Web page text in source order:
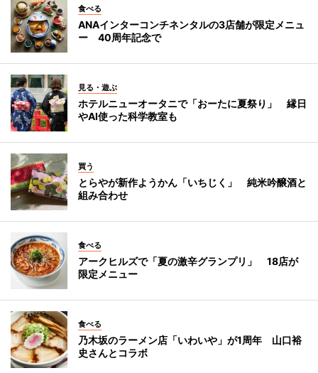
食べる
ANAインターコンチネンタルの3店舗が限定メニュ
ー 40周年記念で
見る・遊ぶ
ホテルニューオータニで「おーたに夏祭り」 縁日
やAI使った科学教室も
買う
とらやが新作ようかん「いちじく」 純米吟醸酒と
組み合わせ
食べる
アークヒルズで「夏の激辛グランプリ」 18店が
限定メニュー
食べる
乃木坂のラーメン店「いわいや」が1周年 山口裕
史さんとコラボ